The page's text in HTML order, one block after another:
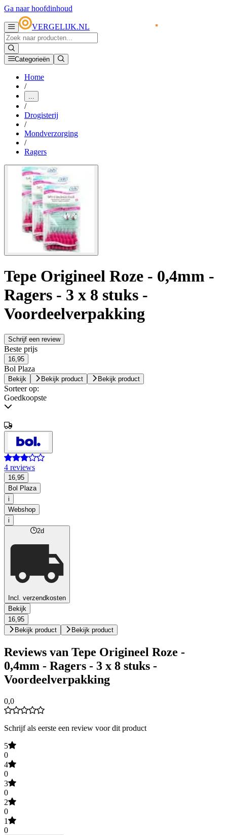
Ga naar hoofdinhoud
VERGELIJK.NL
Categorieën
Home
/
...
/
Drogisterij
/
Mondverzorging
/
Ragers
Tepe Origineel Roze - 0,4mm -
Ragers - 3 x 8 stuks -
Voordeelverpakking
Schrijf een review
Beste prijs
16,95
Bol Plaza
Bekijk Bekijk product Bekijk product
Sorteer op:
Goedkoopste
4 reviews
16,95
Bol Plaza
i
Webshop
i
2d
Incl. verzendkosten
Bekijk
16,95
Bekijk product
Bekijk product
Reviews van Tepe Origineel Roze -
0,4mm - Ragers - 3 x 8 stuks -
Voordeelverpakking
0,0
Schrijf als eerste een review voor dit product
5
0
4
0
3
0
2
0
1
0